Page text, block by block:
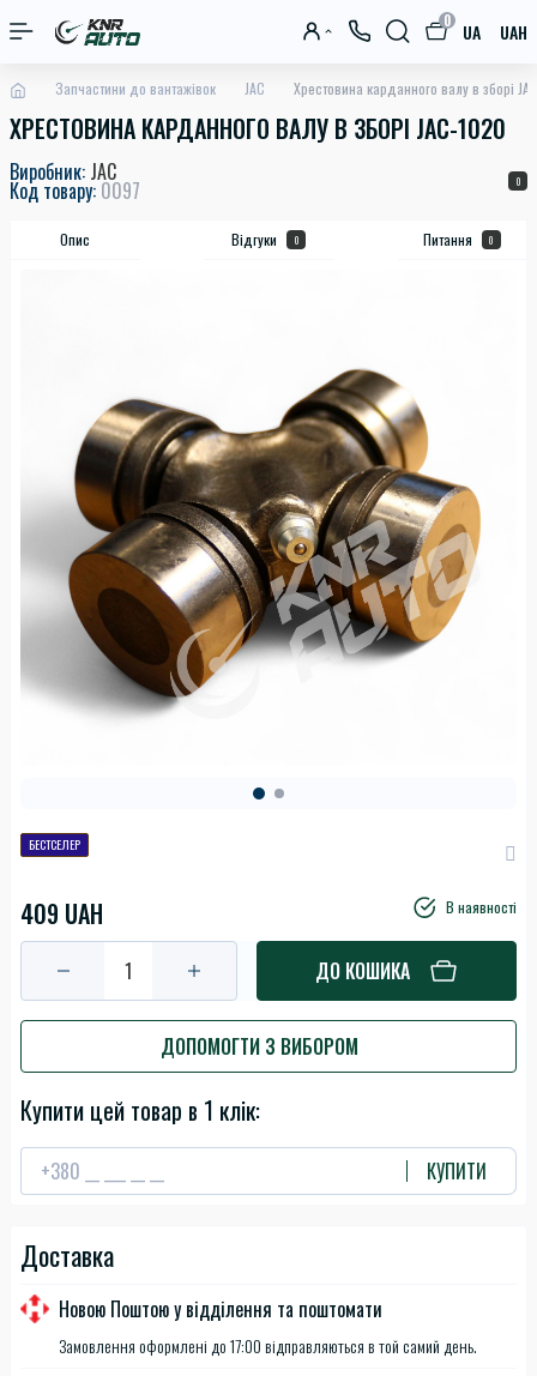
0 UA UAH
Запчастини до вантажівок JAC Хрестовина карданного валу в зборі
ХРЕСТОВИНА КАРДАННОГО ВАЛУ В ЗБОРІ JAC-1020
Виробник: JAC
Код товару: 0097 0
Опис Відгуки 0 Питання 0
БЕСТСЕЛЕР
409 UAH В наявності
ДО КОШИКА
ДОПОМОГТИ З ВИБОРОМ
Купити цей товар в 1 клік:
КУПИТИ
Доставка
Новою Поштою у відділення та поштомати
Замовлення оформлені до 17:00 відправляються в той самий день.